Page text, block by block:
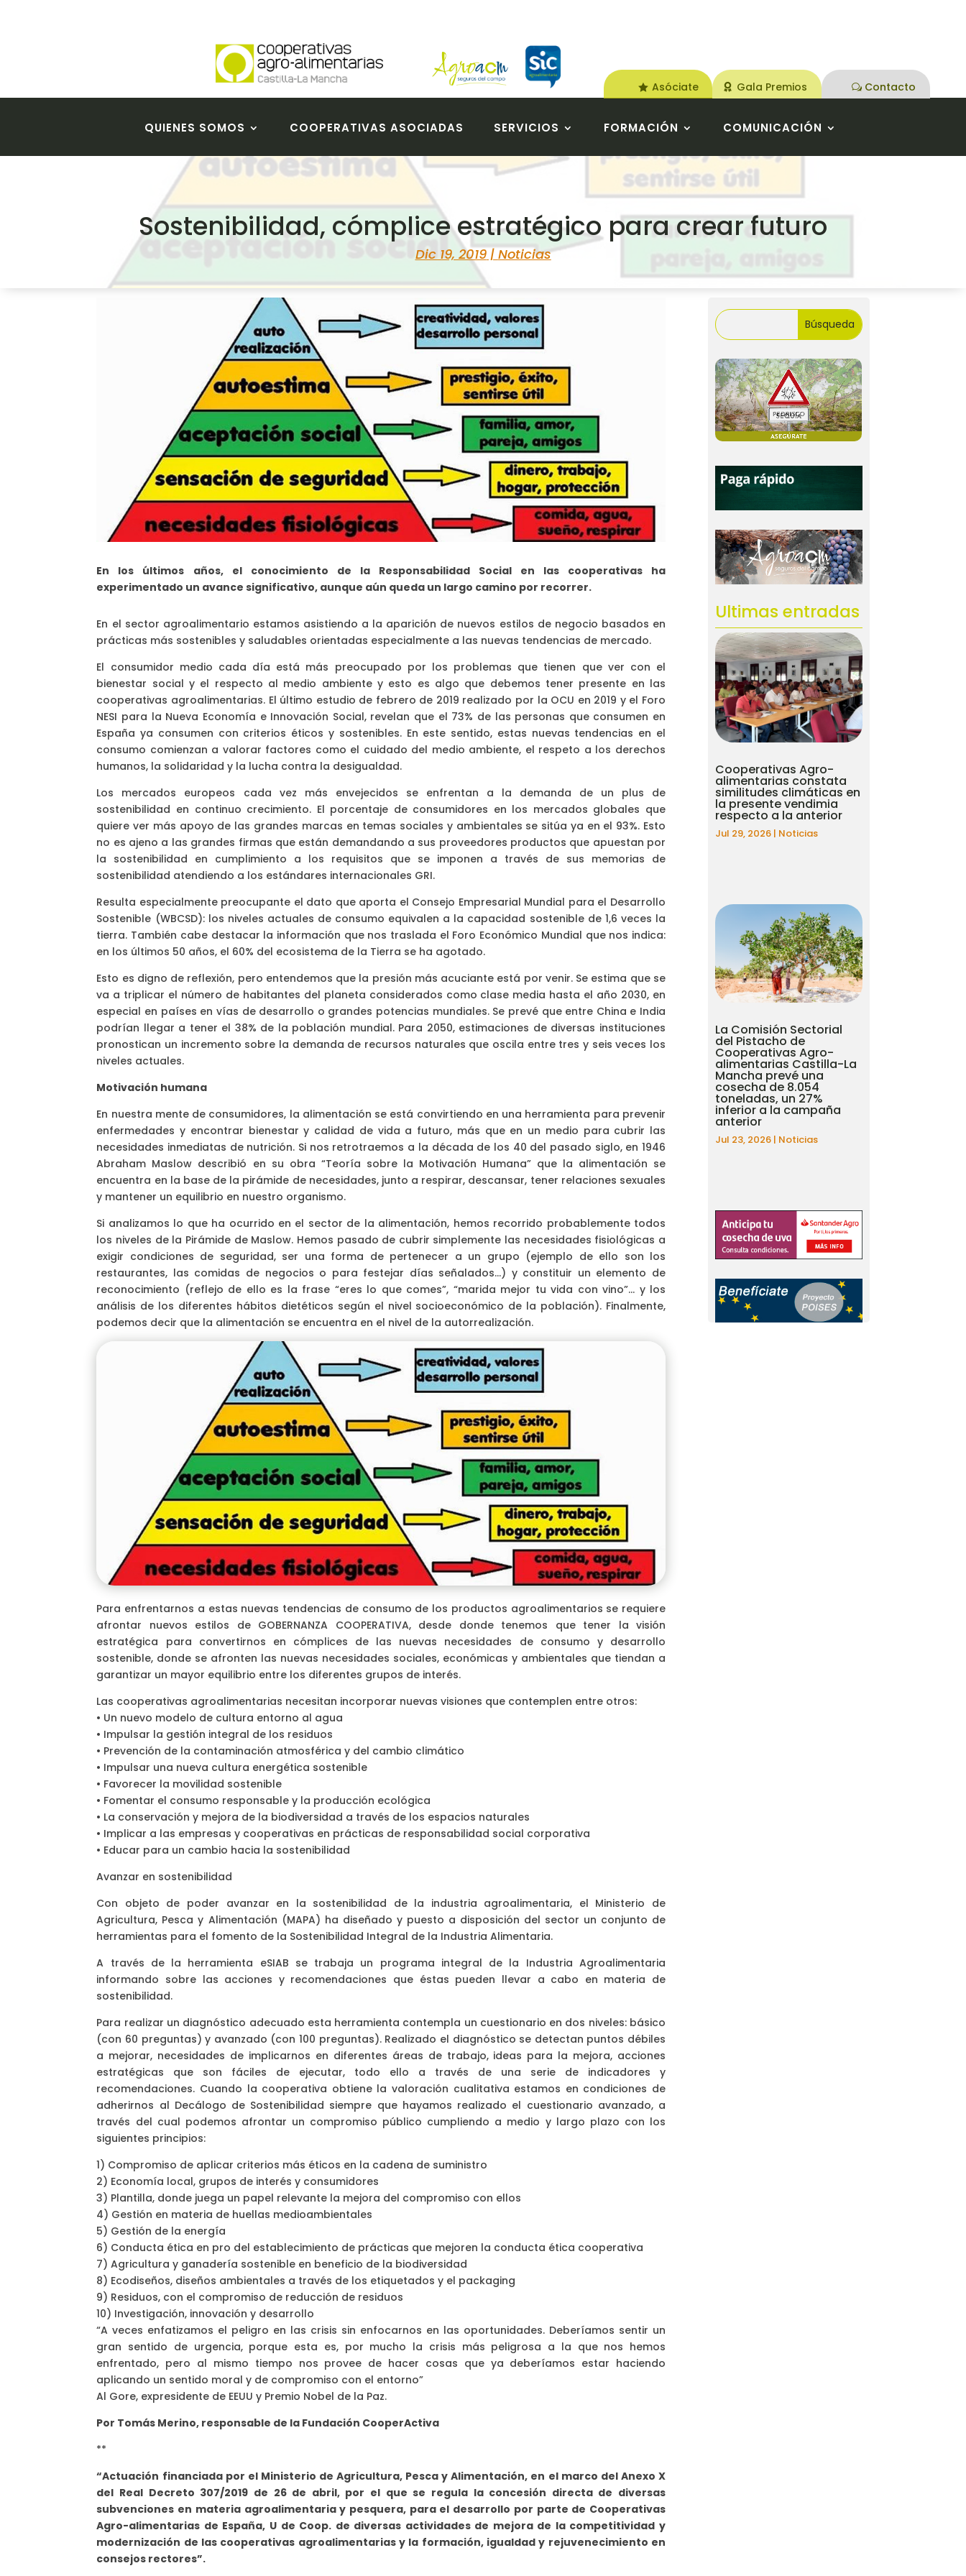
Asóciate Gala Premios Contacto
QUIENES SOMOS COOPERATIVAS ASOCIADAS SERVICIOS FORMACIÓN COMUNICACIÓN
Sostenibilidad, cómplice estratégico para crear futuro
Dic 19, 2019| Noticias
En los últimos años, el conocimiento de la Responsabilidad Social en las cooperativas ha
experimentado un avance significativo, aunque aún queda un largo camino por recorrer.
En el sector agroalimentario estamos asistiendo a la aparición de nuevos estilos de negocio basados en
prácticas más sostenibles y saludables orientadas especialmente a las nuevas tendencias de mercado.
El consumidor medio cada día está más preocupado por los problemas que tienen que ver con el
bienestar social y el respecto al medio ambiente y esto es algo que debemos tener presente en las
cooperativas agroalimentarias. El último estudio de febrero de 2019 realizado por la OCU en 2019 y el Foro
NESI para la Nueva Economía e Innovación Social, revelan que el 73% de las personas que consumen en
España ya consumen con criterios éticos y sostenibles. En este sentido, estas nuevas tendencias en el
consumo comienzan a valorar factores como el cuidado del medio ambiente, el respeto a los derechos
humanos, la solidaridad y la lucha contra la desigualdad.
Los mercados europeos cada vez más envejecidos se enfrentan a la demanda de un plus de
sostenibilidad en continuo crecimiento. El porcentaje de consumidores en los mercados globales que
quiere ver más apoyo de las grandes marcas en temas sociales y ambientales se sitúa ya en el 93%. Esto
no es ajeno a las grandes firmas que están demandando a sus proveedores productos que apuestan por
la sostenibilidad en cumplimiento a los requisitos que se imponen a través de sus memorias de
sostenibilidad atendiendo a los estándares internacionales GRI.
Resulta especialmente preocupante el dato que aporta el Consejo Empresarial Mundial para el Desarrollo
Sostenible (WBCSD): los niveles actuales de consumo equivalen a la capacidad sostenible de 1,6 veces la
tierra. También cabe destacar la información que nos traslada el Foro Económico Mundial que nos indica:
en los últimos 50 años, el 60% del ecosistema de la Tierra se ha agotado.
Esto es digno de reflexión, pero entendemos que la presión más acuciante está por venir. Se estima que se
va a triplicar el número de habitantes del planeta considerados como clase media hasta el año 2030, en
especial en países en vías de desarrollo o grandes potencias mundiales. Se prevé que entre China e India
podrían llegar a tener el 38% de la población mundial. Para 2050, estimaciones de diversas instituciones
pronostican un incremento sobre la demanda de recursos naturales que oscila entre tres y seis veces los
niveles actuales.
Motivación humana
En nuestra mente de consumidores, la alimentación se está convirtiendo en una herramienta para prevenir
enfermedades y encontrar bienestar y calidad de vida a futuro, más que en un medio para cubrir las
necesidades inmediatas de nutrición. Si nos retrotraemos a la década de los 40 del pasado siglo, en 1946
Abraham Maslow describió en su obra “Teoría sobre la Motivación Humana” que la alimentación se
encuentra en la base de la pirámide de necesidades, junto a respirar, descansar, tener relaciones sexuales
y mantener un equilibrio en nuestro organismo.
Si analizamos lo que ha ocurrido en el sector de la alimentación, hemos recorrido probablemente todos
los niveles de la Pirámide de Maslow. Hemos pasado de cubrir simplemente las necesidades fisiológicas a
exigir condiciones de seguridad, ser una forma de pertenecer a un grupo (ejemplo de ello son los
restaurantes, las comidas de negocios o para festejar días señalados…) y constituir un elemento de
reconocimiento (reflejo de ello es la frase “eres lo que comes”, “marida mejor tu vida con vino”… y los
análisis de los diferentes hábitos dietéticos según el nivel socioeconómico de la población). Finalmente,
podemos decir que la alimentación se encuentra en el nivel de la autorrealización.
Para enfrentarnos a estas nuevas tendencias de consumo de los productos agroalimentarios se requiere
afrontar nuevos estilos de GOBERNANZA COOPERATIVA, desde donde tenemos que tener la visión
estratégica para convertirnos en cómplices de las nuevas necesidades de consumo y desarrollo
sostenible, donde se afronten las nuevas necesidades sociales, económicas y ambientales que tiendan a
garantizar un mayor equilibrio entre los diferentes grupos de interés.
Las cooperativas agroalimentarias necesitan incorporar nuevas visiones que contemplen entre otros:
• Un nuevo modelo de cultura entorno al agua
• Impulsar la gestión integral de los residuos
• Prevención de la contaminación atmosférica y del cambio climático
• Impulsar una nueva cultura energética sostenible
• Favorecer la movilidad sostenible
• Fomentar el consumo responsable y la producción ecológica
• La conservación y mejora de la biodiversidad a través de los espacios naturales
• Implicar a las empresas y cooperativas en prácticas de responsabilidad social corporativa
• Educar para un cambio hacia la sostenibilidad
Avanzar en sostenibilidad
Con objeto de poder avanzar en la sostenibilidad de la industria agroalimentaria, el Ministerio de
Agricultura, Pesca y Alimentación (MAPA) ha diseñado y puesto a disposición del sector un conjunto de
herramientas para el fomento de la Sostenibilidad Integral de la Industria Alimentaria.
A través de la herramienta eSIAB se trabaja un programa integral de la Industria Agroalimentaria
informando sobre las acciones y recomendaciones que éstas pueden llevar a cabo en materia de
sostenibilidad.
Para realizar un diagnóstico adecuado esta herramienta contempla un cuestionario en dos niveles: básico
(con 60 preguntas) y avanzado (con 100 preguntas). Realizado el diagnóstico se detectan puntos débiles
a mejorar, necesidades de implicarnos en diferentes áreas de trabajo, ideas para la mejora, acciones
estratégicas que son fáciles de ejecutar, todo ello a través de una serie de indicadores y
recomendaciones. Cuando la cooperativa obtiene la valoración cualitativa estamos en condiciones de
adherirnos al Decálogo de Sostenibilidad siempre que hayamos realizado el cuestionario avanzado, a
través del cual podemos afrontar un compromiso público cumpliendo a medio y largo plazo con los
siguientes principios:
1) Compromiso de aplicar criterios más éticos en la cadena de suministro
2) Economía local, grupos de interés y consumidores
3) Plantilla, donde juega un papel relevante la mejora del compromiso con ellos
4) Gestión en materia de huellas medioambientales
5) Gestión de la energía
6) Conducta ética en pro del establecimiento de prácticas que mejoren la conducta ética cooperativa
7) Agricultura y ganadería sostenible en beneficio de la biodiversidad
8) Ecodiseños, diseños ambientales a través de los etiquetados y el packaging
9) Residuos, con el compromiso de reducción de residuos
10) Investigación, innovación y desarrollo
“A veces enfatizamos el peligro en las crisis sin enfocarnos en las oportunidades. Deberíamos sentir un
gran sentido de urgencia, porque esta es, por mucho la crisis más peligrosa a la que nos hemos
enfrentado, pero al mismo tiempo nos provee de hacer cosas que ya deberíamos estar haciendo
aplicando un sentido moral y de compromiso con el entorno”
Al Gore, expresidente de EEUU y Premio Nobel de la Paz.
Por Tomás Merino, responsable de la Fundación CooperActiva
**
“Actuación financiada por el Ministerio de Agricultura, Pesca y Alimentación, en el marco del Anexo X
del Real Decreto 307/2019 de 26 de abril, por el que se regula la concesión directa de diversas
subvenciones en materia agroalimentaria y pesquera, para el desarrollo por parte de Cooperativas
Agro-alimentarias de España, U de Coop. de diversas actividades de mejora de la competitividad y
modernización de las cooperativas agroalimentarias y la formación, igualdad y rejuvenecimiento en
consejos rectores”.
Ultimas entradas
Cooperativas Agro-
alimentarias constata
similitudes climáticas en
la presente vendimia
respecto a la anterior
Jul 29, 2026 | Noticias
La Comisión Sectorial
del Pistacho de
Cooperativas Agro-
alimentarias Castilla-La
Mancha prevé una
cosecha de 8.054
toneladas, un 27%
inferior a la campaña
anterior
Jul 23, 2026 | Noticias